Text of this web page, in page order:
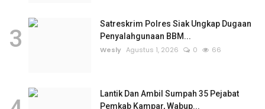
3
Satreskrim Polres Siak Ungkap Dugaan
Penyalahgunaan BBM...
Wesly Agustus 1, 2026 0 66
Lantik Dan Ambil Sumpah 35 Pejabat
Pemkab Kampar, Wabup...